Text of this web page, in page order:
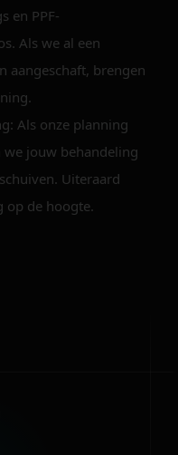
en PPF-
Als we al een
aangeschaft, brengen
Als onze planning
jouw behandeling
Uiteraard
op de hoogte.